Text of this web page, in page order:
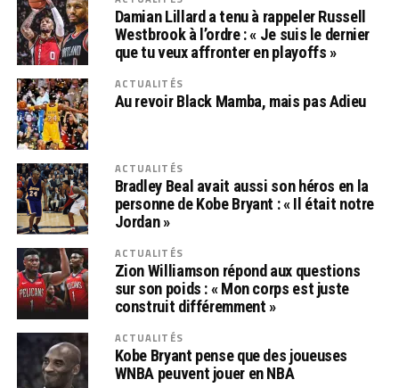
Damian Lillard a tenu à rappeler Russell
Westbrook à l’ordre : « Je suis le dernier
que tu veux affronter en playoffs »
ACTUALITÉS
Au revoir Black Mamba, mais pas Adieu
ACTUALITÉS
Bradley Beal avait aussi son héros en la
personne de Kobe Bryant : « Il était notre
Jordan »
ACTUALITÉS
Zion Williamson répond aux questions
sur son poids : « Mon corps est juste
construit différemment »
ACTUALITÉS
Kobe Bryant pense que des joueuses
WNBA peuvent jouer en NBA